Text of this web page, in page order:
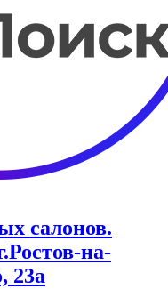
салонов.
на-
23а